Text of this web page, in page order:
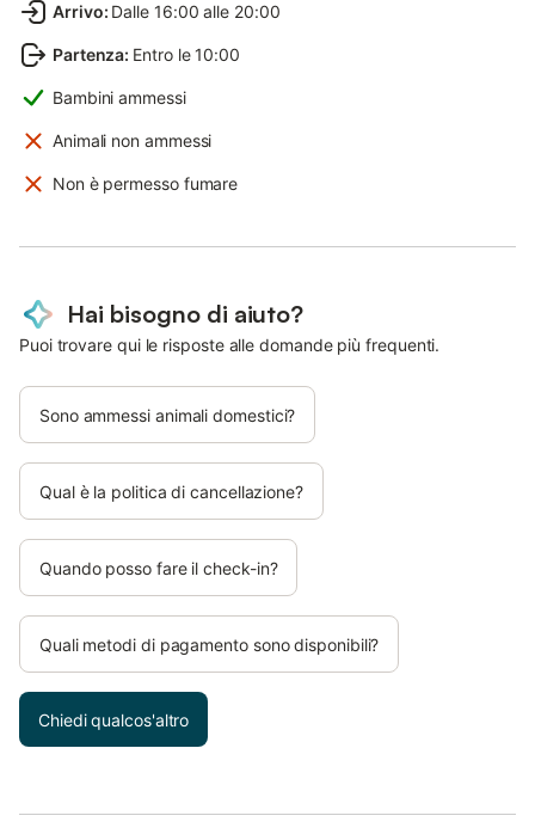
Arrivo: Dalle 16:00 alle 20:00
Partenza: Entro le 10:00
Bambini ammessi
Animali non ammessi
Non è permesso fumare
Hai bisogno di aiuto?
Puoi trovare qui le risposte alle domande più frequenti.
Sono ammessi animali domestici?
Qual è la politica di cancellazione?
Quando posso fare il check-in?
Quali metodi di pagamento sono disponibili?
Chiedi qualcos'altro